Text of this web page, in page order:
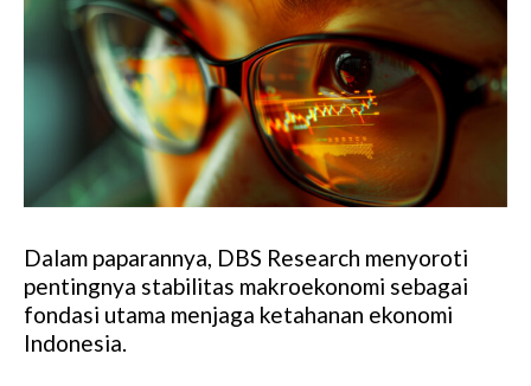
Dalam paparannya, DBS Research menyoroti
pentingnya stabilitas makroekonomi sebagai
fondasi utama menjaga ketahanan ekonomi
Indonesia.